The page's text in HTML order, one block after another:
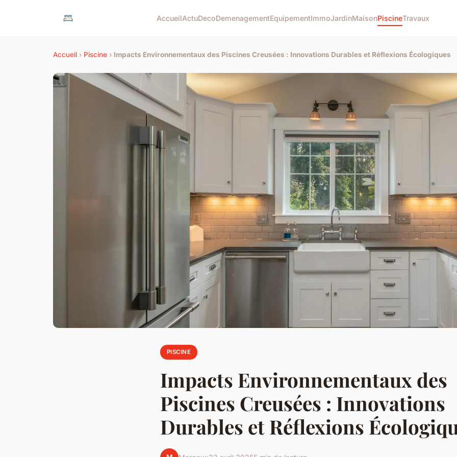
AccueilActuDecoDemenagementEquipementImmoJardinMaisonPiscineTravaux
Accueil › Piscine › Impacts Environnementaux des Piscines Creusées : Innovations Durables et Réflexions Écologiques
PISCINE
Impacts Environnementaux des
Piscines Creusées : Innovations
Durables et Réflexions